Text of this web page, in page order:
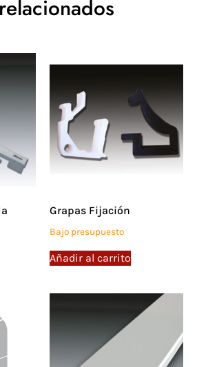
Grapas Fijación
Bajo presupuesto
Añadir al carrito